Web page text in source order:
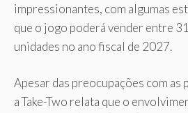
impressionantes, com algumas
que o jogo poderá vender entre
unidades no ano fiscal de 2027.
Apesar das preocupações com as
a Take-Two relata que o